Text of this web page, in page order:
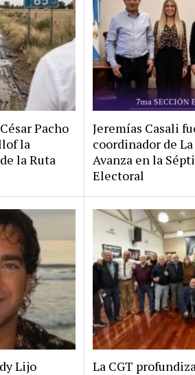
Pacho
la
la Ruta
Jeremías Casali
coordinador de
Avanza en la
Electoral
Lijo
La CGT